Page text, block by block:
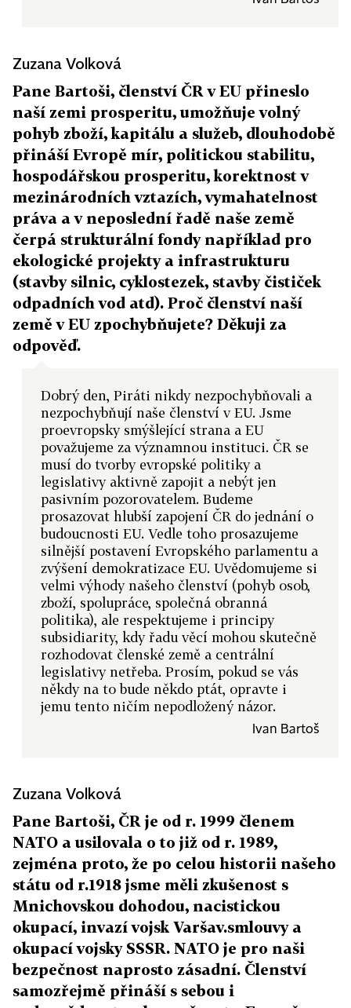
Zuzana Volková
Pane Bartoši, členství ČR v EU přineslo
naší zemi prosperitu, umožňuje volný
pohyb zboží, kapitálu a služeb, dlouhodobě
přináší Evropě mír, politickou stabilitu,
hospodářskou prosperitu, korektnost v
mezinárodních vztazích, vymahatelnost
práva a v neposlední řadě naše země
čerpá strukturální fondy například pro
ekologické projekty a infrastrukturu
(stavby silnic, cyklostezek, stavby čističek
odpadních vod atd). Proč členství naší
země v EU zpochybňujete? Děkuji za
odpověď.
Dobrý den, Piráti nikdy nezpochybňovali a
nezpochybňují naše členství v EU. Jsme
proevropsky smýšlející strana a EU
považujeme za významnou instituci. ČR se
musí do tvorby evropské politiky a
legislativy aktivně zapojit a nebýt jen
pasivním pozorovatelem. Budeme
prosazovat hlubší zapojení ČR do jednání o
budoucnosti EU. Vedle toho prosazujeme
silnější postavení Evropského parlamentu a
zvýšení demokratizace EU. Uvědomujeme si
velmi výhody našeho členství (pohyb osob,
zboží, spolupráce, společná obranná
politika), ale respektujeme i principy
subsidiarity, kdy řadu věcí mohou skutečně
rozhodovat členské země a centrální
legislativy netřeba. Prosím, pokud se vás
někdy na to bude někdo ptát, opravte i
jemu tento ničím nepodložený názor.
Ivan Bartoš
Zuzana Volková
Pane Bartoši, ČR je od r. 1999 členem
NATO a usilovala o to již od r. 1989,
zejména proto, že po celou historii našeho
státu od r.1918 jsme měli zkušenost s
Mnichovskou dohodou, nacistickou
okupací, invazí vojsk Varšav.smlouvy a
okupací vojsky SSSR. NATO je pro naši
bezpečnost naprosto zásadní. Členství
samozřejmě přináší s sebou i